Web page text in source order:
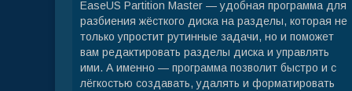
EaseUS Partition Master — удобная программа для
разбиения жёсткого диска на разделы, которая не
только упростит рутинные задачи, но и поможет
вам редактировать разделы диска и управлять
ими. А именно — программа позволит быстро и с
лёгкостью создавать, удалять и форматировать